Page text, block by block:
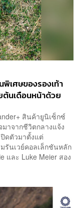
เศษของรองเท้า
ต้นเดือนหน้าด้วย
สินค้ายูนิเซ็กซ์
าจากชีวิตกลางแจ้ง
ดตัวมาตั้งแต่
รันเวย์คอลเล็กชันหลัก
และ Luke Meier สอง